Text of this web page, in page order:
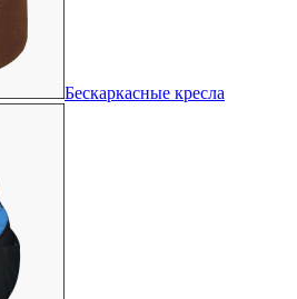
Бескаркасные кресла